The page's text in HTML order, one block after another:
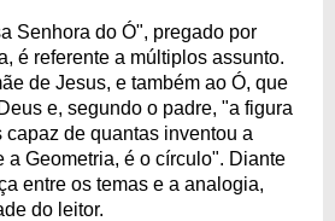
Senhora do Ó", pregado por
é referente a múltiplos assunto.
de Jesus, e também ao Ó, que
e, segundo o padre, "a figura
capaz de quantas inventou a
a Geometria, é o círculo". Diante
entre os temas e a analogia,
do leitor.